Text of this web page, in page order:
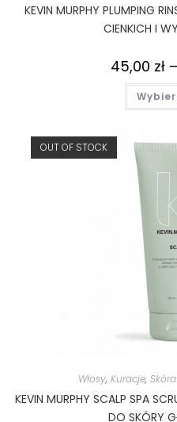
KEVIN MURPHY PLUMPING
CIENKICH I
45,00 zł –
OUT OF STOCK
Włosy, Kuracje,
KEVIN MURPHY SCALP SPA
DO SKÓRY